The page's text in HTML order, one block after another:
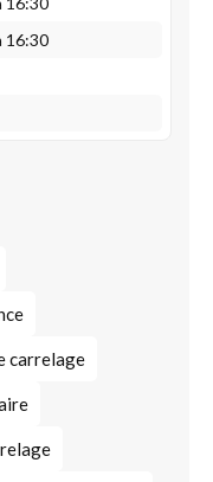
16:30
carrelage